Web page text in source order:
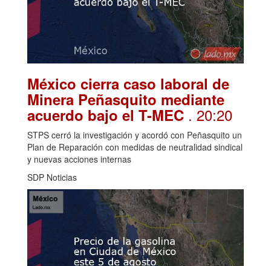
México cierra caso laboral de
Minera Peñasquito mediante
acuerdo bajo el T-MEC . 20:20
STPS cerró la investigación y acordó con Peñasquito un
Plan de Reparación con medidas de neutralidad sindical
y nuevas acciones internas
SDP Noticias